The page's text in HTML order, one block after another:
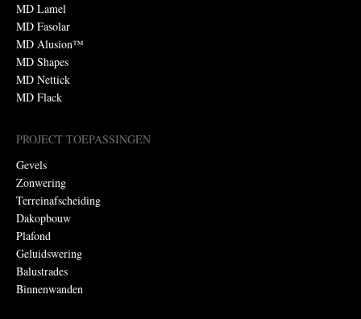
MD Lamel
MD Fasolar
MD Alusion™
MD Shapes
MD Nettick
MD Flack
PROJECT TOEPASSINGEN
Gevels
Zonwering
Terreinafscheiding
Dakopbouw
Plafond
Geluidswering
Balustrades
Binnenwanden